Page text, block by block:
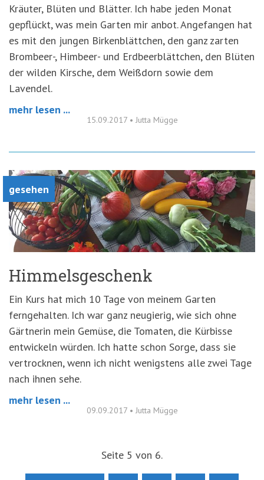
Kräuter, Blüten und Blätter. Ich habe jeden Monat
gepflückt, was mein Garten mir anbot. Angefangen hat
es mit den jungen Birkenblättchen, den ganz zarten
Brombeer-, Himbeer- und Erdbeerblättchen, den Blüten
der wilden Kirsche, dem Weißdorn sowie dem
Lavendel.
mehr lesen ...
15.09.2017 • Jutta Mügge
gesehen
Himmelsgeschenk
Ein Kurs hat mich 10 Tage von meinem Garten
ferngehalten. Ich war ganz neugierig, wie sich ohne
Gärtnerin mein Gemüse, die Tomaten, die Kürbisse
entwickeln würden. Ich hatte schon Sorge, dass sie
vertrocknen, wenn ich nicht wenigstens alle zwei Tage
nach ihnen sehe.
mehr lesen ...
09.09.2017 • Jutta Mügge
Seite 5 von 6.